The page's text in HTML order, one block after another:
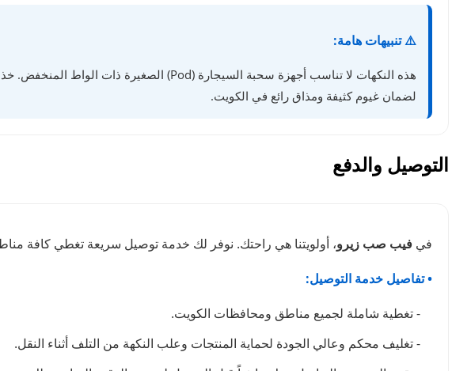
⚠️ تنبيهات هامة:
هذه النكهات لا تناسب أجهزة سحبة السيجارة (Pod) الصغيرة ذات الواط المنخفض. خذ سحبات متأنية واترك مجالاً لتبريد الكويل. تجد في
لضمان غيوم كثيفة ومذاق رائع في الكويت.
التوصيل والدفع
في فيب صب زيرو، أولويتنا هي راحتك. نوفر لك خدمة توصيل سريعة تغطي كافة
• تفاصيل خدمة التوصيل:
- تغطية شاملة لجميع مناطق ومحافظات الكويت.
- تغليف محكم وعالي الجودة لحماية المنتجات وعلب النكهة من التلف أثناء النقل.